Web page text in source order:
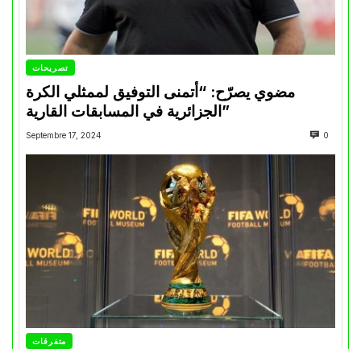
تصريحات
مضوي يصرّح: “أتمنى التوفيق لممثلي الكرة
الجزائرية في المسابقات القارية”
Septembre 17, 2024 0
متفرقات